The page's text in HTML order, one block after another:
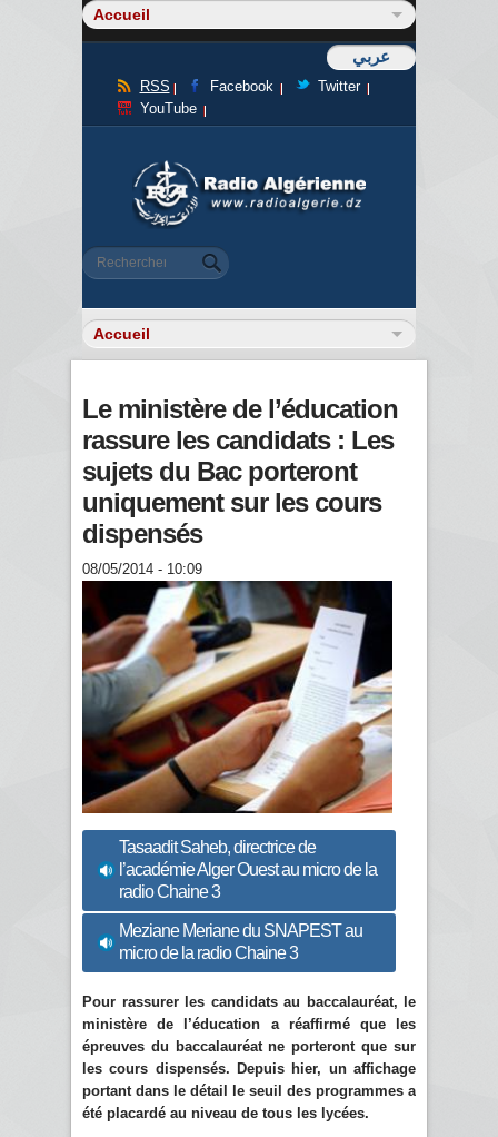
عربي
RSS Facebook
Twitter
YouTube
Formulaire de recherche
Rechercher
Le ministère de l’éducation
rassure les candidats : Les
sujets du Bac porteront
uniquement sur les cours
dispensés
08/05/2014 - 10:09
Tasaadit Saheb, directrice de
l’académie Alger Ouest au micro de la
radio Chaine 3
Meziane Meriane du SNAPEST au
micro de la radio Chaine 3
Pour rassurer les candidats au baccalauréat, le
ministère de l’éducation a réaffirmé que les
épreuves du baccalauréat ne porteront que sur
les cours dispensés. Depuis hier, un affichage
portant dans le détail le seuil des programmes a
été placardé au niveau de tous les lycées.